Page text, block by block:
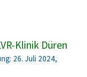
Klinik Düren
26. Juli 2024,